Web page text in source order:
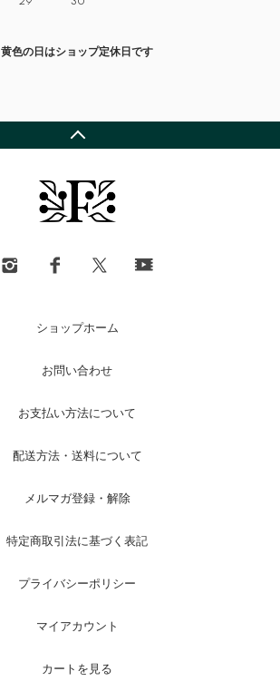
黄色の日はショップ定休日です
ショップホーム
お問い合わせ
お支払い方法について
配送方法・送料について
メルマガ登録・解除
特定商取引法に基づく表記
プライバシーポリシー
マイアカウント
カートを見る